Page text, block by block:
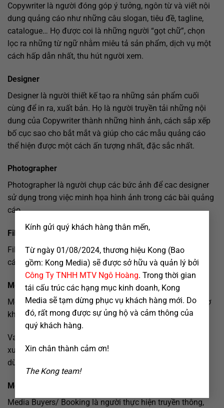
Kính gửi quý khách hàng thân mến,
Từ ngày 01/08/2024, thương hiệu Kong (Bao
gồm: Kong Media) sẽ được sở hữu và quản lý bởi
Công Ty TNHH MTV Ngô Hoàng. Trong thời gian
tái cấu trúc các hạng mục kinh doanh, Kong
Media sẽ tạm dừng phục vụ khách hàng mới. Do
đó, rất mong được sự ủng hộ và cảm thông của
quý khách hàng.
Xin chân thành cảm ơn!
The Kong team!
Copywriter là người đóng góp ý tưởng, ngôn từ và viết nội
dung quảng cáo như những câu slogan, tiêu đề, tagline,
catalogue… Họ được coi là những người “gọt chữ”, chọn
lọc ra những từ ngữ nhằm miêu tả sản phẩm, dịch vụ một
cách hấp dẫn nhất, thu hút người xem.
Designer
Designer là người thiết kế tạo ra những sản phẩm cuối
cùng để in ra, xuất bản. Họ là người truyền tải những nội
dung của Copywriter thành những hình ảnh, cách sắp xếp
bố cục sao cho bắt mắt và giúp cho các mẫu quảng cáo
thể hiện được một cách ấn tượng nhất, đặc sắc nhất.
Photographer
Photographer là người chụp các bức ảnh để cac designer
sử dụng trong việc minh họa hình ảnh trong các bài quảng
cáo.
Film Director
Film Director là đạo diễn – người trực tiếp chỉ đạo quay
các TVC quảng cáo cho khách hàng.
Media Planners
Media Planners là người lập kế hoạch truyền thông, hỗ trợ
khách hàng đạt được mục tiêu quảng cáo của họ
Vai trò chính: phân tích khách hàng mục tiêu, tìm hiểu về
xu hướng thị trường và hiểu biết động lực của người tiêu
dùng…
Media Buyers/ Booking
Media Buyers/ Booking là người thực hiện truyền thông,